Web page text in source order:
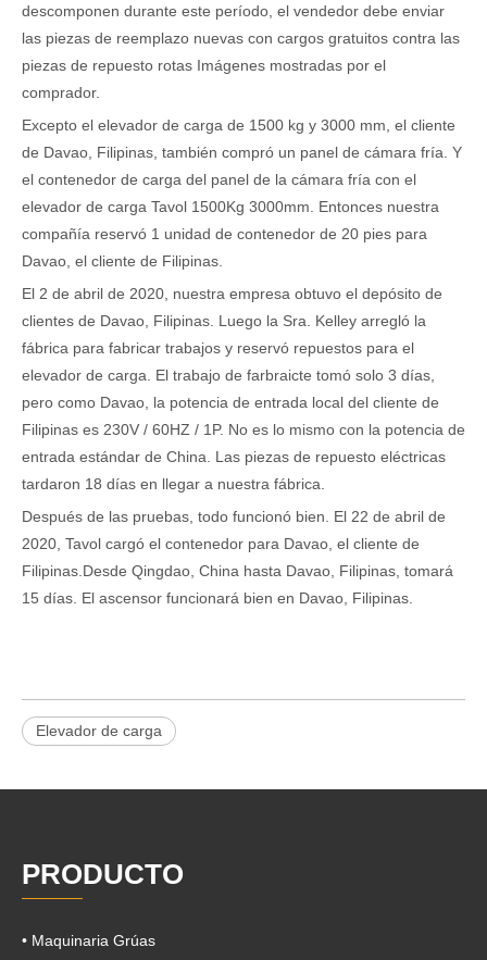
descomponen durante este período, el vendedor debe enviar
las piezas de reemplazo nuevas con cargos gratuitos contra las
piezas de repuesto rotas Imágenes mostradas por el
comprador.
Excepto el elevador de carga de 1500 kg y 3000 mm, el cliente
de Davao, Filipinas, también compró un panel de cámara fría. Y
el contenedor de carga del panel de la cámara fría con el
elevador de carga Tavol 1500Kg 3000mm. Entonces nuestra
compañía reservó 1 unidad de contenedor de 20 pies para
Davao, el cliente de Filipinas.
El 2 de abril de 2020, nuestra empresa obtuvo el depósito de
clientes de Davao, Filipinas. Luego la Sra. Kelley arregló la
fábrica para fabricar trabajos y reservó repuestos para el
elevador de carga. El trabajo de farbraicte tomó solo 3 días,
pero como Davao, la potencia de entrada local del cliente de
Filipinas es 230V / 60HZ / 1P. No es lo mismo con la potencia de
entrada estándar de China. Las piezas de repuesto eléctricas
tardaron 18 días en llegar a nuestra fábrica.
Después de las pruebas, todo funcionó bien. El 22 de abril de
2020, Tavol cargó el contenedor para Davao, el cliente de
Filipinas. Desde Qingdao, China hasta Davao, Filipinas, tomará
15 días. El ascensor funcionará bien en Davao, Filipinas.
Elevador de carga
PRODUCTO
• Maquinaria Grúas